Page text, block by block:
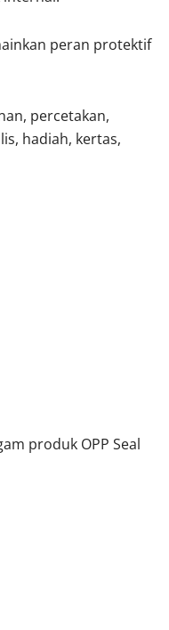
peran protektif
percetakan,
hadiah, kertas,
produk OPP Seal